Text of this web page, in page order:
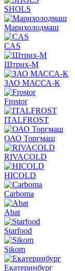
SHOLS
Марихолодмаш
CAS
Штрих-М
ЗАО МАССА-К
Frostor
ITALFROST
ОАО Торгмаш
RIVACOLD
HICOLD
Carboma
Abat
Starfood
Sikom
Екатеринбург